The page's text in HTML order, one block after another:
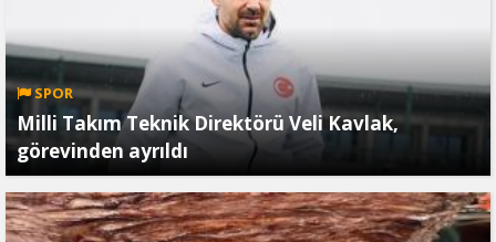
SPOR
Milli Takım Teknik Direktörü Veli Kavlak,
görevinden ayrıldı